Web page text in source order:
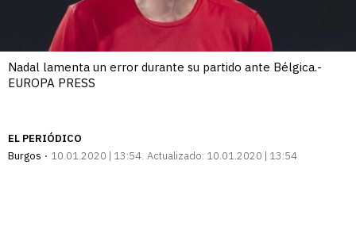
Nadal lamenta un error durante su partido ante Bélgica.-
EUROPA PRESS
EL PERIÓDICO
Burgos
10.01.2020 | 13:54 Actualizado: 10.01.2020 | 13:54